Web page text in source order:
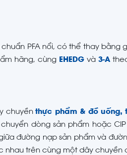
PFA nổi, có thể thay bằng
hãng, cùng EHEDGvà 3-A
chuyềnthực phẩm & đồ uống,
dòng sản phẩm hoặc
đường nạp sản phẩm và
nhau trên cùng một dây chuyền